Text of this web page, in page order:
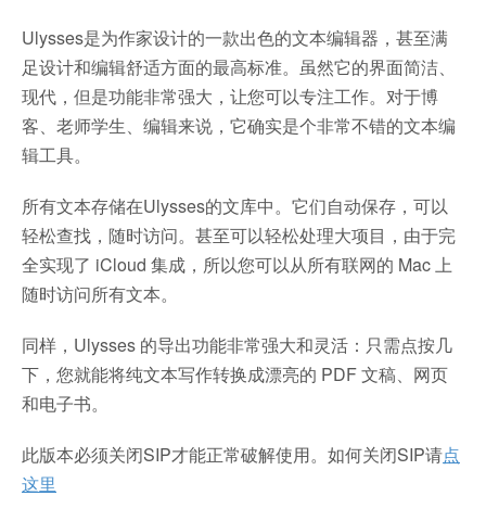
Ulysses是为作家设计的一款出色的文本编辑器，甚至满
足设计和编辑舒适方面的最高标准。虽然它的界面简洁、
现代，但是功能非常强大，让您可以专注工作。对于博
客、老师学生、编辑来说，它确实是个非常不错的文本编
辑工具。
所有文本存储在Ulysses的文库中。它们自动保存，可以
轻松查找，随时访问。甚至可以轻松处理大项目，由于完
全实现了 iCloud 集成，所以您可以从所有联网的 Mac 上
随时访问所有文本。
同样，Ulysses 的导出功能非常强大和灵活：只需点按几
下，您就能将纯文本写作转换成漂亮的 PDF 文稿、网页
和电子书。
此版本必须关闭SIP才能正常破解使用。如何关闭SIP请点
这里